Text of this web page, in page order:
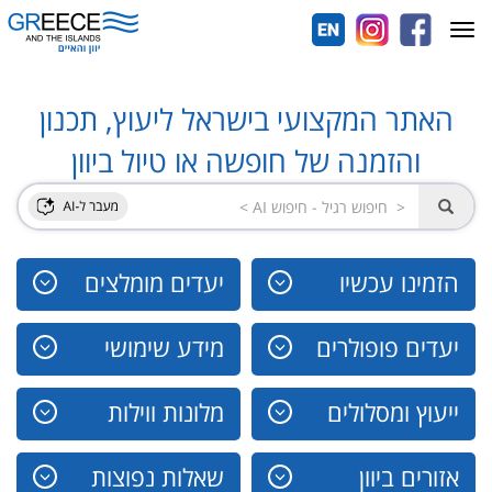
האתר המקצועי בישראל ליעוץ, תכנון
והזמנה של חופשה או טיול ביוון
הזמינו עכשיו יעדים מומלצים
יעדים פופולרים מידע שימושי
ייעוץ ומסלולים מלונות ווילות
אזורים ביוון שאלות נפוצות
Toggle
navigation